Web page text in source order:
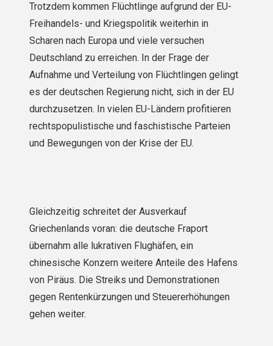
Trotzdem kommen Flüchtlinge aufgrund der EU-
Freihandels- und Kriegspolitik weiterhin in
Scharen nach Europa und viele versuchen
Deutschland zu erreichen. In der Frage der
Aufnahme und Verteilung von Flüchtlingen gelingt
es der deutschen Regierung nicht, sich in der EU
durchzusetzen. In vielen EU-Ländern profitieren
rechtspopulistische und faschistische Parteien
und Bewegungen von der Krise der EU.
Gleichzeitig schreitet der Ausverkauf
Griechenlands voran: die deutsche Fraport
übernahm alle lukrativen Flughäfen, ein
chinesische Konzern weitere Anteile des Hafens
von Piräus. Die Streiks und Demonstrationen
gegen Rentenkürzungen und Steuererhöhungen
gehen weiter.